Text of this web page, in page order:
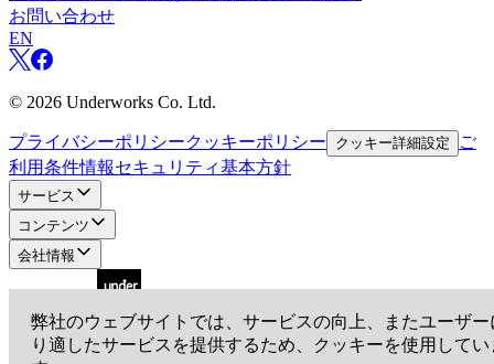
お問い合わせ
EN
© 2026 Underworks Co. Ltd.
プライバシーポリシークッキーポリシー クッキー詳細設定
ご
利用条件情報セキュリティ基本方針
サービス
コンテンツ
会社情報
アンダーワークス株式会社
弊社のウェブサイトでは、サービスの向上、またユーザー
り適したサービスを提供するため、クッキーを使用してい